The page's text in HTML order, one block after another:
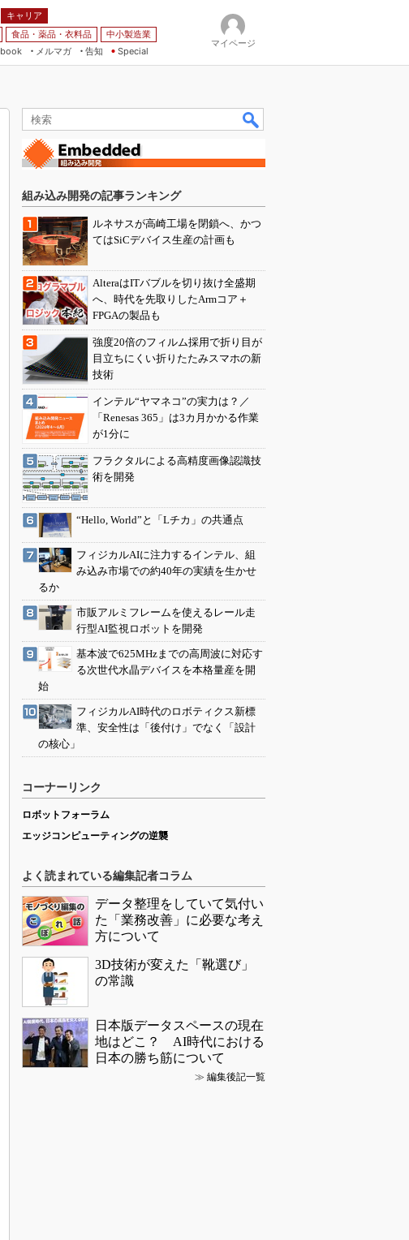
キャリア
食品・薬品・衣料品
中小製造業
メルマガ
告知 Special
マイページ
組み込み開発の記事ランキング
ルネサスが高崎工場を閉鎖へ、かつ
てはSiCデバイス生産の計画も
AlteraはITバブルを切り抜け全盛期
へ、時代を先取りしたArmコア＋
FPGAの製品も
強度20倍のフィルム採用で折り目が
目立ちにくい折りたたみスマホの新
技術
インテル“ヤマネコ”の実力は？／
「Renesas 365」は3カ月かかる作業
が1分に
フラクタルによる高精度画像認識技
術を開発
“Hello, World”と「Lチカ」の共通点
フィジカルAIに注力するインテル、組
み込み市場での約40年の実績を生かせ
るか
市販アルミフレームを使えるレール走
行型AI監視ロボットを開発
基本波で625MHzまでの高周波に対応す
る次世代水晶デバイスを本格量産を開
始
フィジカルAI時代のロボティクス新標
準、安全性は「後付け」でなく「設計
の核心」
コーナーリンク
ロボットフォーラム
エッジコンピューティングの逆襲
よく読まれている編集記者コラム
データ整理をしていて気付い
た「業務改善」に必要な考え
方について
3D技術が変えた「靴選び」
の常識
日本版データスペースの現在
地はどこ？ AI時代における
日本の勝ち筋について
≫ 編集後記一覧